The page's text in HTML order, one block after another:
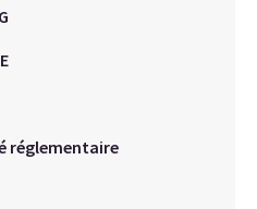
réglementaire